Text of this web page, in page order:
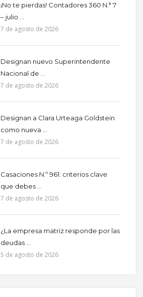
¡No te pierdas! Contadores 360 N.° 7
– julio ...
7 de agosto de 2026
Designan nuevo Superintendente
Nacional de ...
7 de agosto de 2026
Designan a Clara Urteaga Goldstein
como nueva ...
7 de agosto de 2026
Casaciones N.º 961: criterios clave
que debes ...
7 de agosto de 2026
¿La empresa matriz responde por las
deudas ...
5 de agosto de 2026